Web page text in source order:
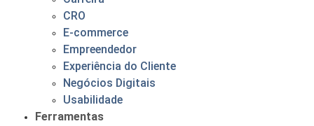
CRO
E-commerce
Empreendedor
Experiência do Cliente
Negócios Digitais
Usabilidade
Ferramentas